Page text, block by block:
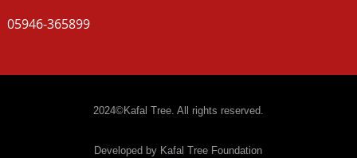
05946-365899
2024©Kafal Tree. All rights reserved.
Developed by Kafal Tree Foundation